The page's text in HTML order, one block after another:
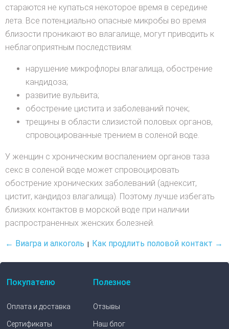
стараются не купаться некоторое время в середине
лета. Все потенциально опасные микробы во время
близости проникают во влагалище, могут приводить к
неблагоприятным последствиям:
нарушение микрофлоры влагалища, обострение
кандидоза;
развитие вульвита;
обострение цистита и заболеваний почек;
трещины в области слизистой половых органов,
спровоцированные трением в соленой воде.
У женщин с хроническим воспалением органов таза
секс в соленой воде может спровоцировать
обострение хронических заболеваний (аднексит,
цистит, кандидоз влагалища). Поэтому лучше избегать
близких контактов в морской воде при наличии
распространенных женских болезней.
← Виагра и алкоголь Как продлить половой контакт →
Покупателю
Оплата и доставка
Сертификаты
Полезное
Отзывы
Наш блог